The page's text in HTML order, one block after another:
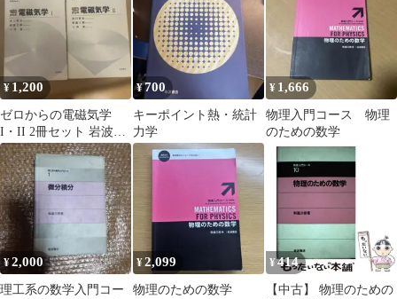
¥ 1,200
ゼロからの電磁気学
I・II 2冊セット 岩波書
店
¥700
キーポイント熱・統計
力学
¥ 1,666
物理入門コース 物理
のための数学
¥2,000
理工系の数学入門コー
¥2,099
物理のための数学
¥ 414
【中古】 物理のための